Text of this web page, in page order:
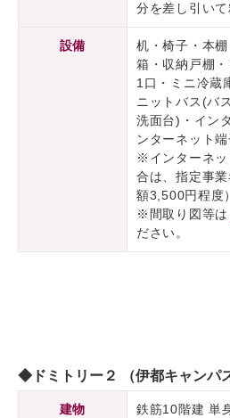
分を差し引い
設備
机・椅子・本
箱・収納戸棚
1口・ミニ冷蔵
ニットバス(バ
洗面台)・イン
ンターネット
※インターネッ
合は、指定事
額3,500円程度）
※間取り図等は
ださい。
◆ドミトリー２ （伊都キャンパ
建物
鉄筋10階建 単